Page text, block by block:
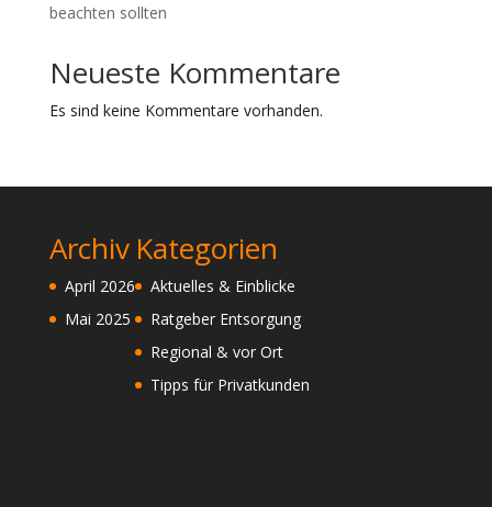
beachten sollten
Neueste Kommentare
Es sind keine Kommentare vorhanden.
Archiv
April 2026
Mai 2025
Kategorien
Aktuelles & Einblicke
Ratgeber Entsorgung
Regional & vor Ort
Tipps für Privatkunden